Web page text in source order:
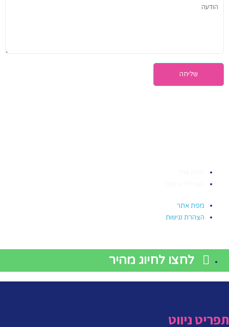
שליחה
מפת אתר
הצהרת נגישות
לחצו לחיוג מהיר
תפריט ניווט